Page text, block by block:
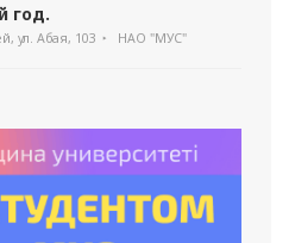
год.
ул. Абая, 103 НАО "МУС"